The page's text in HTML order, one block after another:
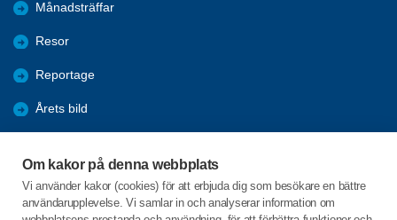
Om kakor på denna webbplats
Vi använder kakor (cookies) för att erbjuda dig som besökare en bättre
användarupplevelse. Vi samlar in och analyserar information om
Månadsträffar
Resor
Reportage
Årets bild
Fredagsbridgen
Sponsorer